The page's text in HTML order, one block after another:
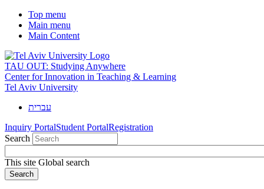
Top menu
Main menu
Main Content
TAU OUT: Studying Anywhere
Center for Innovation in Teaching & Learning
Tel Aviv University
עברית
Inquiry PortalStudent PortalRegistration
Search
This site Global search